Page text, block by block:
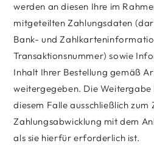
werden an diesen Ihre im
mitgeteilten Zahlungsdaten
Bank- und
Transaktionsnummer) sowie
Inhalt Ihrer Bestellung gemäß
weitergegeben. Die
diesem Falle ausschließlich zum
Zahlungsabwicklung mit dem
als sie hierfür erforderlich ist.